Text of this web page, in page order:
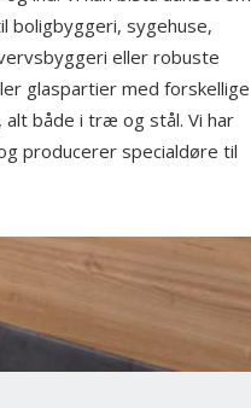
boligbyggeri, sygehuse,
eller robuste
glaspartier med forskellige
alt både i træ og stål. Vi har
producerer specialdøre til